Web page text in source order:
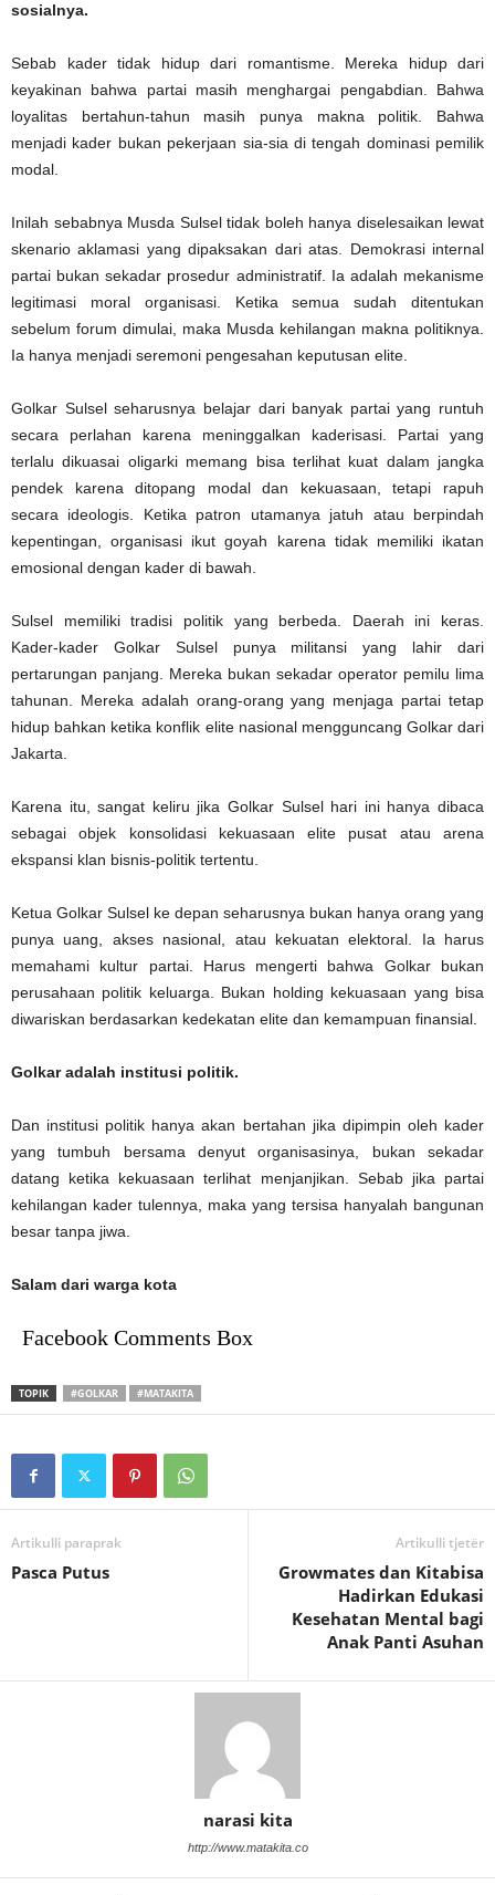
sosialnya.
Sebab kader tidak hidup dari romantisme. Mereka hidup dari
keyakinan bahwa partai masih menghargai pengabdian. Bahwa
loyalitas bertahun-tahun masih punya makna politik. Bahwa
menjadi kader bukan pekerjaan sia-sia di tengah dominasi pemilik
modal.
Inilah sebabnya Musda Sulsel tidak boleh hanya diselesaikan lewat
skenario aklamasi yang dipaksakan dari atas. Demokrasi internal
partai bukan sekadar prosedur administratif. Ia adalah mekanisme
legitimasi moral organisasi. Ketika semua sudah ditentukan
sebelum forum dimulai, maka Musda kehilangan makna politiknya.
Ia hanya menjadi seremoni pengesahan keputusan elite.
Golkar Sulsel seharusnya belajar dari banyak partai yang runtuh
secara perlahan karena meninggalkan kaderisasi. Partai yang
terlalu dikuasai oligarki memang bisa terlihat kuat dalam jangka
pendek karena ditopang modal dan kekuasaan, tetapi rapuh
secara ideologis. Ketika patron utamanya jatuh atau berpindah
kepentingan, organisasi ikut goyah karena tidak memiliki ikatan
emosional dengan kader di bawah.
Sulsel memiliki tradisi politik yang berbeda. Daerah ini keras.
Kader-kader Golkar Sulsel punya militansi yang lahir dari
pertarungan panjang. Mereka bukan sekadar operator pemilu lima
tahunan. Mereka adalah orang-orang yang menjaga partai tetap
hidup bahkan ketika konflik elite nasional mengguncang Golkar dari
Jakarta.
Karena itu, sangat keliru jika Golkar Sulsel hari ini hanya dibaca
sebagai objek konsolidasi kekuasaan elite pusat atau arena
ekspansi klan bisnis-politik tertentu.
Ketua Golkar Sulsel ke depan seharusnya bukan hanya orang yang
punya uang, akses nasional, atau kekuatan elektoral. Ia harus
memahami kultur partai. Harus mengerti bahwa Golkar bukan
perusahaan politik keluarga. Bukan holding kekuasaan yang bisa
diwariskan berdasarkan kedekatan elite dan kemampuan finansial.
Golkar adalah institusi politik.
Dan institusi politik hanya akan bertahan jika dipimpin oleh kader
yang tumbuh bersama denyut organisasinya, bukan sekadar
datang ketika kekuasaan terlihat menjanjikan. Sebab jika partai
kehilangan kader tulennya, maka yang tersisa hanyalah bangunan
besar tanpa jiwa.
Salam dari warga kota
Facebook Comments Box
TOPIK #GOLKAR #MATAKITA
Artikulli paraprak
Pasca Putus
Artikulli tjetër
Growmates dan Kitabisa
Hadirkan Edukasi
Kesehatan Mental bagi
Anak Panti Asuhan
narasi kita
http://www.matakita.co